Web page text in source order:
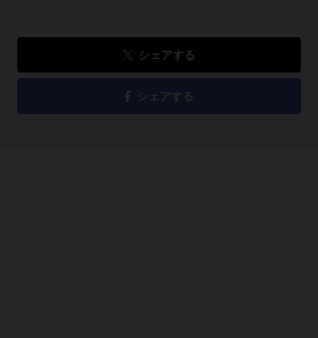
シェアする
シェアする